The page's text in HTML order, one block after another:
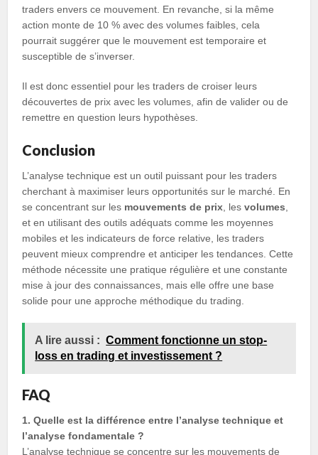
traders envers ce mouvement. En revanche, si la même
action monte de 10 % avec des volumes faibles, cela
pourrait suggérer que le mouvement est temporaire et
susceptible de s’inverser.
Il est donc essentiel pour les traders de croiser leurs
découvertes de prix avec les volumes, afin de valider ou de
remettre en question leurs hypothèses.
Conclusion
L’analyse technique est un outil puissant pour les traders
cherchant à maximiser leurs opportunités sur le marché. En
se concentrant sur les mouvements de prix , lesvolumes
et en utilisant des outils adéquats comme les moyennes
mobiles et les indicateurs de force relative, les traders
peuvent mieux comprendre et anticiper les tendances. Cette
méthode nécessite une pratique régulière et une constante
mise à jour des connaissances, mais elle offre une base
solide pour une approche méthodique du trading.
A lire aussi : Comment fonctionne un stop-
loss en trading et investissement ?
FAQ
1. Quelle est la différence entre l’analyse technique et
l’analyse fondamentale ?
L’analyse technique se concentre sur les mouvements de